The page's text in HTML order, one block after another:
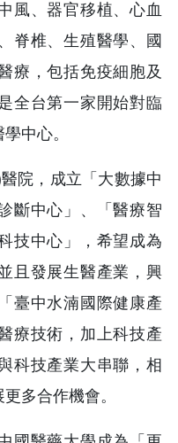
風、器官移植、心血
脊椎、生殖醫學、國
療，包括免疫細胞及
全台第一家開始對臨
中心。
院，成立「大數據中
斷中心」、「醫療智
技中心」，希望成為
且發展生醫產業，興
臺中水湳國際健康產
療技術，加上科技產
科技產業大串聯，相
多合作機會。